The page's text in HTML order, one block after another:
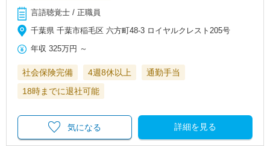
言語聴覚士 / 正職員
千葉県 千葉市稲毛区 六方町48-3 ロイヤルクレスト205号
年収 325万円 ～
社会保険完備 4週8休以上
通勤手当
18時までに退社可能
詳細を見る
気になる